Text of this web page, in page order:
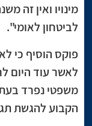
מינויו ואין זה
לביטחון לאומי".
פוקס הוסיף כי
לאשר עוד היום
משפטי נפרד
הקבוע להגשת